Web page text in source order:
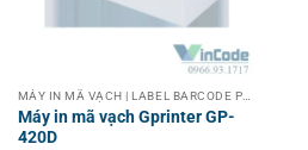
Máy in mã vạch Gprinter GP-
420D